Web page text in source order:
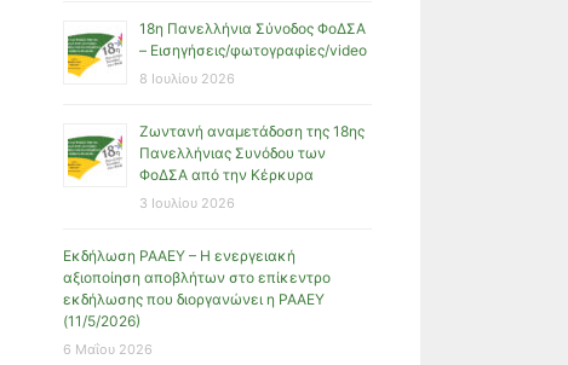
18η Πανελλήνια Σύνοδος ΦοΔΣΑ
– Εισηγήσεις/φωτογραφίες/video
8 Ιουλίου 2026
Ζωντανή αναμετάδοση της 18ης
Πανελλήνιας Συνόδου των
ΦοΔΣΑ από την Κέρκυρα
3 Ιουλίου 2026
Εκδήλωση ΡΑΑΕΥ – Η ενεργειακή
αξιοποίηση αποβλήτων στο επίκεντρο
εκδήλωσης που διοργανώνει η ΡΑΑΕΥ
(11/5/2026)
6 Μαΐου 2026